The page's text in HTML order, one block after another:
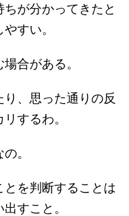
が分かってきたと
すい。
合がある。
、思った通りの反
するわ。
。
を判断することは
すこと。